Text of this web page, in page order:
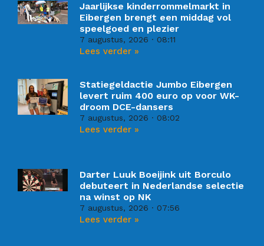
Jaarlijkse kinderrommelmarkt in
Eibergen brengt een middag vol
speelgoed en plezier
7 augustus, 2026 08:11
Lees verder »
Statiegeldactie Jumbo Eibergen
levert ruim 400 euro op voor WK-
droom DCE-dansers
7 augustus, 2026 08:02
Lees verder »
Darter Luuk Boeijink uit Borculo
debuteert in Nederlandse selectie
na winst op NK
7 augustus, 2026 07:56
Lees verder »